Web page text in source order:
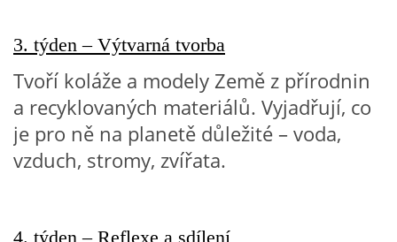
KALENDÁŘ PRO DĚTI
STÁTNÍ SVÁTKY
20.10. DEN STROMŮ
3. týden – Výtvarná tvorba
Tvoří koláže a modely Země z přírodnin
a recyklovaných materiálů. Vyjadřují, co
je pro ně na planetě důležité – voda,
vzduch, stromy, zvířata.
4. týden – Reflexe a sdílení